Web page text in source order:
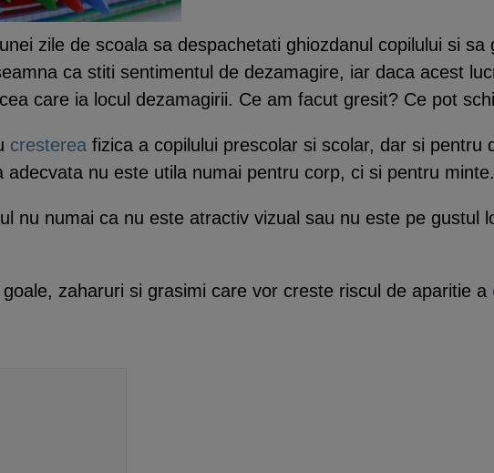
zile de scoala sa despachetati ghiozdanul copilului si sa
ca stiti sentimentul de dezamagire, iar daca acest
care ia locul dezamagirii. Ce am facut gresit? Ce pot
cresterea fizica a copilului prescolar si scolar, dar si pentru
nu este utila numai pentru corp, ci si pentru minte.
nu numai ca nu este atractiv vizual sau nu este pe gustul
zaharuri si grasimi care vor creste riscul de aparitie a